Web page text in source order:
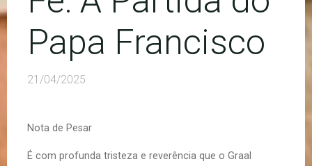
Papa Francisco
21/04/2025
Nota de Pesar
É com profunda tristeza e reverência que o Graal